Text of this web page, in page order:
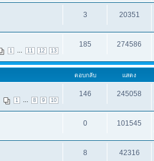
3 20351
1 11 12 13
185 274586
ตอบกลับ แสดง
1 8 9 10
146 245058
0 101545
8 42316